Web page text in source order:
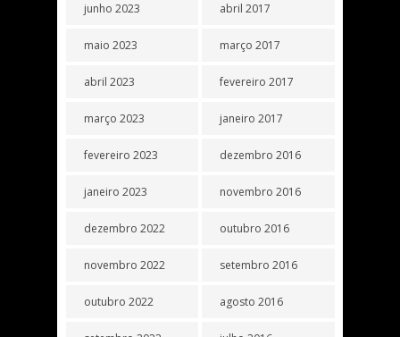
junho 2023
maio 2023
abril 2023
março 2023
fevereiro 2023
janeiro 2023
dezembro 2022
novembro 2022
outubro 2022
abril 2017
março 2017
fevereiro 2017
janeiro 2017
dezembro 2016
novembro 2016
outubro 2016
setembro 2016
agosto 2016